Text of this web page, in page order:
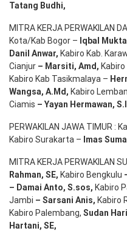
Tatang Budhi,
MITRA KERJA PERWAKILAN
Kota/Kab Bogor – Iqbal
Danil Anwar, Kabiro Kab.
Cianjur – Marsiti, Amd ,
Kabiro Kab Tasikmalaya –
Wangsa, A.Md , Kabiro
Ciamis – Yayan Hermawan,
PERWAKILAN JAWA TIMUR :
Kabiro Surakarta – Imas
MITRA KERJA PERWAKILAN
Rahman, SE, Kabiro Bengkulu
– Damai Anto, S.sos, Kabiro
Jambi – Sarsani Anis, Kabiro
Kabiro Palembang, Sudan
Hartani, SE,